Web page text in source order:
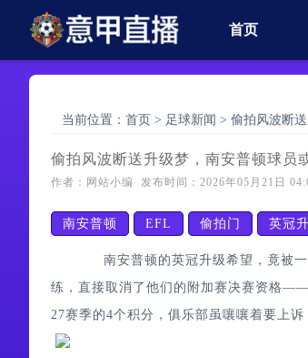
首页
当前位置： 首页 > 足球新闻 > 偷拍风波断
偷拍风波断送升级梦，南安普顿球员
作者：网站小编 发布时间：2026年05月21日
南安普顿 EFL 偷拍门 英冠
南安普顿的英冠升级希望，竟被一
练，直接取消了他们的附加赛决赛资格
27赛季的4个积分，俱乐部虽嚷嚷着要上诉